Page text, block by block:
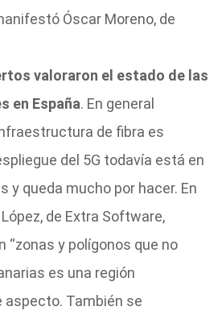
Óscar Moreno, de
valoraron el estado de las
en España. En general
de fibra es
del 5G todavía está en
y queda mucho por hacer. En
de Extra Software,
“zonas y polígonos que no
es una región
También se